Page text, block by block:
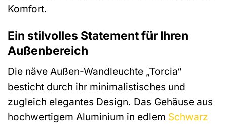
Komfort.
Ein stilvolles Statement für Ihren
Außenbereich
Die näve Außen-Wandleuchte „Torcia“
besticht durch ihr minimalistisches und
zugleich elegantes Design. Das Gehäuse aus
hochwertigem Aluminium in edlem Schwarz